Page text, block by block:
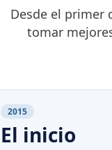
Desde el primer
tomar
2015
El inicio